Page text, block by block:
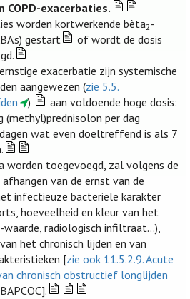
COPD-exacerbaties.
worden kortwerkende bèta2-
gestart
of wordt de dosis
exacerbatie zijn systemische
aangewezen (zie 5.5.
)
aan voldoende hoge dosis:
per dag
wat even doeltreffend is als 7
worden toegevoegd, zal volgens de
afhangen van de ernst van de
infectieuze bacteriële karakter
hoeveelheid en kleur van het
waarde, radiologisch infiltraat...),
het chronisch lijden en van
[zie ook 11.5.2.9. Acute
chronisch obstructief longlijden